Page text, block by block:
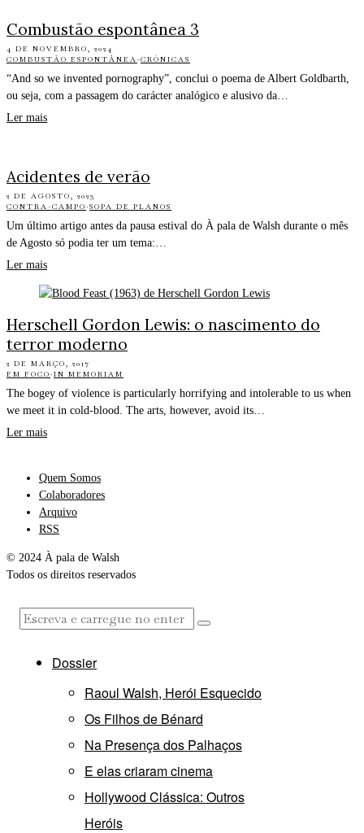
Combustão espontânea 3
4 DE NOVEMBRO, 2024
COMBUSTÃO ESPONTÂNEA·CRÓNICAS
“And so we invented pornography”, conclui o poema de Albert Goldbarth,
ou seja, com a passagem do carácter analógico e alusivo da…
Ler mais
Acidentes de verão
2 DE AGOSTO, 2023
CONTRA-CAMPO·SOPA DE PLANOS
Um último artigo antes da pausa estival do À pala de Walsh durante o mês
de Agosto só podia ter um tema:…
Ler mais
Herschell Gordon Lewis: o nascimento do
terror moderno
2 DE MARÇO, 2017
EM FOCO·IN MEMORIAM
The bogey of violence is particularly horrifying and intolerable to us when
we meet it in cold-blood. The arts, however, avoid its…
Ler mais
Quem Somos
Colaboradores
Arquivo
RSS
© 2024 À pala de Walsh
Todos os direitos reservados
Dossier
Raoul Walsh, Herói Esquecido
Os Filhos de Bénard
Na Presença dos Palhaços
E elas criaram cinema
Hollywood Clássica: Outros
Heróis